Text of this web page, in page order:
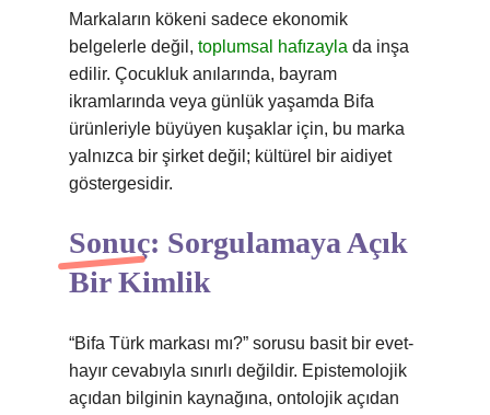
Markaların kökeni sadece ekonomik
belgelerle değil, toplumsal hafızayla da inşa
edilir. Çocukluk anılarında, bayram
ikramlarında veya günlük yaşamda Bifa
ürünleriyle büyüyen kuşaklar için, bu marka
yalnızca bir şirket değil; kültürel bir aidiyet
göstergesidir.
Sonuç: Sorgulamaya Açık
Bir Kimlik
“Bifa Türk markası mı?” sorusu basit bir evet-
hayır cevabıyla sınırlı değildir. Epistemolojik
açıdan bilginin kaynağına, ontolojik açıdan